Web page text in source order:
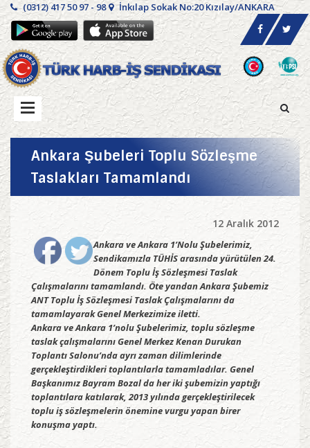
(0312) 417 50 97 - 98 İnkılap Sokak No:20 Kızılay/ANKARA
Ankara Şubeleri Toplu Sözleşme
Taslakları Tamamlandı
12 Aralık 2012
Ankara ve Ankara 1’Nolu Şubelerimiz,
Sendikamızla TÜHİS arasında yürütülen 24.
Dönem Toplu İş Sözleşmesi Taslak
Çalışmalarını tamamlandı. Öte yandan Ankara Şubemiz
ANT Toplu İş Sözleşmesi Taslak Çalışmalarını da
tamamlayarak Genel Merkezimize iletti.
Ankara ve Ankara 1’nolu Şubelerimiz, toplu sözleşme
taslak çalışmalarını Genel Merkez Kenan Durukan
Toplantı Salonu’nda ayrı zaman dilimlerinde
gerçekleştirdikleri toplantılarla tamamladılar. Genel
Başkanımız Bayram Bozal da her iki şubemizin yaptığı
toplantılara katılarak, 2013 yılında gerçekleştirilecek
toplu iş sözleşmelerin önemine vurgu yapan birer
konuşma yaptı.